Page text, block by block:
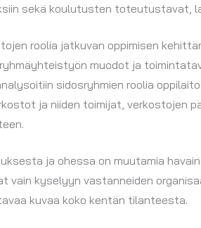
sekä koulutusten toteutustavat,
roolia jatkuvan oppimisen
muodot ja
sidosryhmien roolia
ja niiden toimijat, verkostojen
ja ohessa on muutamia
vain kyselyyn vastanneiden
kuvaa koko kentän tilanteesta.